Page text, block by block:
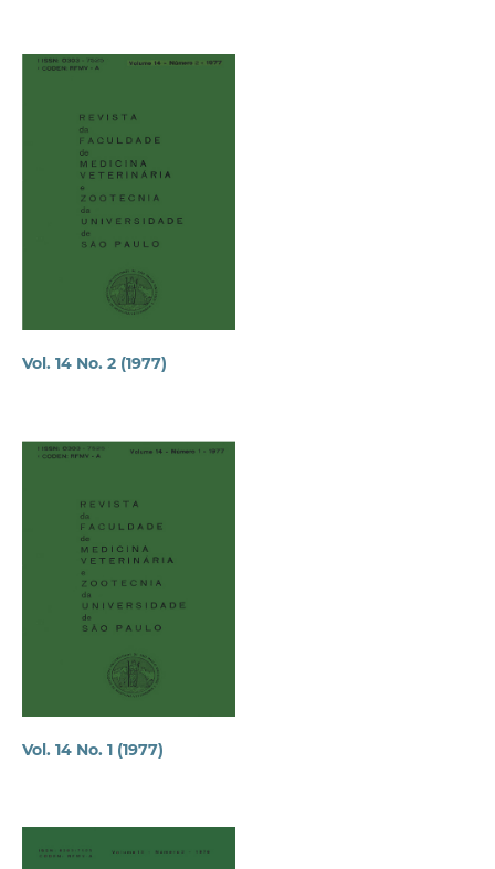
Vol. 14 No. 2 (1977)
Vol. 14 No. 1 (1977)